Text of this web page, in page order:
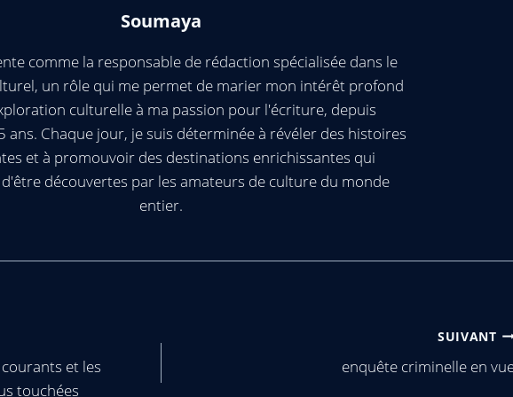
Soumaya
comme la responsable de rédaction spécialisée dans le
un rôle qui me permet de marier mon intérêt profond
culturelle à ma passion pour l'écriture, depuis
ans. Chaque jour, je suis déterminée à révéler des histoires
et à promouvoir des destinations enrichissantes qui
découvertes par les amateurs de culture du monde
entier.
et les
touchées
SUIVANT
enquête criminelle en